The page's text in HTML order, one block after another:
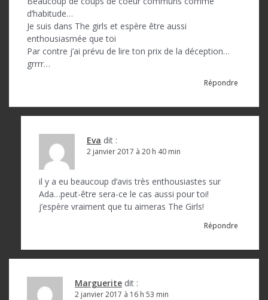
d’habitude…
Je suis dans The girls et espère être aussi
enthousiasmée que toi
Par contre j’ai prévu de lire ton prix de la déception…
grrrr…
Répondre
Eva dit :
2 janvier 2017 à 20 h 40 min
il y a eu beaucoup d’avis très enthousiastes sur
Ada…peut-être sera-ce le cas aussi pour toi!
j’espère vraiment que tu aimeras The Girls!
Répondre
Marguerite dit :
2 janvier 2017 à 16 h 53 min